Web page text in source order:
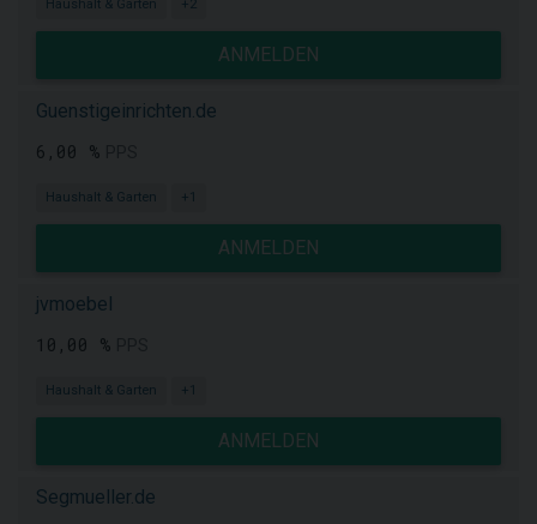
Haushalt & Garten +2
ANMELDEN
Guenstigeinrichten.de
6,00 %
Haushalt & Garten +1
ANMELDEN
jvmoebel
10,00 %
Haushalt & Garten +1
ANMELDEN
Segmueller.de